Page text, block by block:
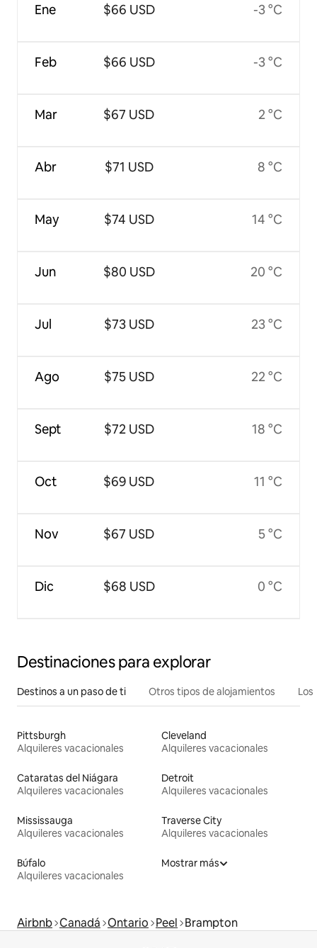
Ene
Feb
Mar
Abr
May
Jun
Jul
Ago
Sept
Oct
Nov
Dic
$66 USD
$66 USD
$67 USD
$71 USD
$74 USD
$80 USD
$73 USD
$75 USD
$72 USD
$69 USD
$67 USD
$68 USD
-3 °C
-3 °C
2 °C
8 °C
14 °C
20 °C
23 °C
22 °C
18 °C
11 °C
5 °C
0 °C
Destinaciones para explorar
Destinos a un paso de ti Otros tipos de alojamientos
Pittsburgh
Alquileres vacacionales
Cleveland
Alquileres vacacionales
Cataratas del Niágara
Alquileres vacacionales
Detroit
Alquileres vacacionales
Mississauga
Alquileres vacacionales
Traverse City
Alquileres vacacionales
Búfalo
Alquileres vacacionales
Mostrar más
Airbnb Canadá Ontario Peel Brampton